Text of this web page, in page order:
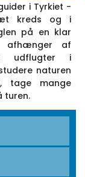
i Tyrkiet -
kreds og i
på en klar
afhænger af
udflugter i
naturen
tage mange
turen.